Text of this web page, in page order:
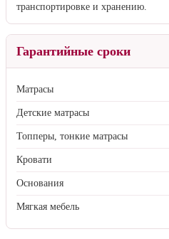
соответствия и отвечает
Межгосударственный стандарт
Общие технические условия».
Условия гарантии
Производитель гарантирует
условии соблюдения правил по
транспортировке и хранению.
Гарантийные сроки